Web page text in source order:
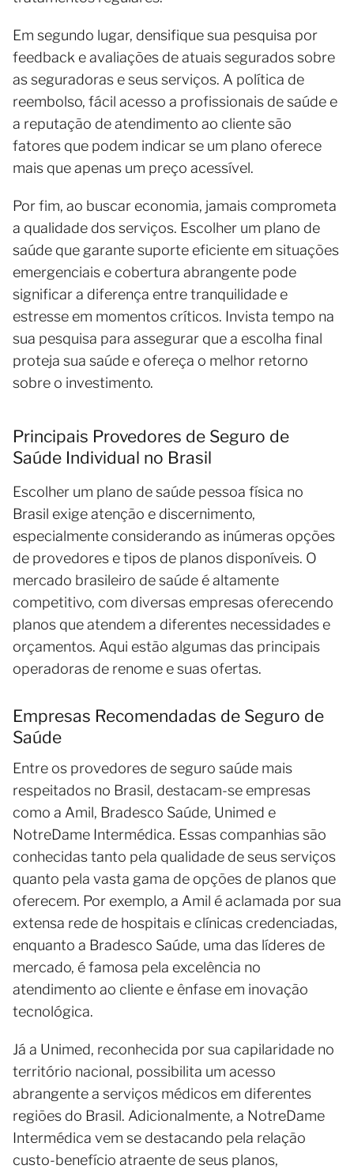
Em segundo lugar, densifique sua pesquisa por
feedback e avaliações de atuais segurados sobre
as seguradoras e seus serviços. A política de
reembolso, fácil acesso a profissionais de saúde e
a reputação de atendimento ao cliente são
fatores que podem indicar se um plano oferece
mais que apenas um preço acessível.
Por fim, ao buscar economia, jamais comprometa
a qualidade dos serviços. Escolher um plano de
saúde que garante suporte eficiente em situações
emergenciais e cobertura abrangente pode
significar a diferença entre tranquilidade e
estresse em momentos críticos. Invista tempo na
sua pesquisa para assegurar que a escolha final
proteja sua saúde e ofereça o melhor retorno
sobre o investimento.
Principais Provedores de Seguro de
Saúde Individual no Brasil
Escolher um plano de saúde pessoa física no
Brasil exige atenção e discernimento,
especialmente considerando as inúmeras opções
de provedores e tipos de planos disponíveis. O
mercado brasileiro de saúde é altamente
competitivo, com diversas empresas oferecendo
planos que atendem a diferentes necessidades e
orçamentos. Aqui estão algumas das principais
operadoras de renome e suas ofertas.
Empresas Recomendadas de Seguro de
Saúde
Entre os provedores de seguro saúde mais
respeitados no Brasil, destacam-se empresas
como a Amil, Bradesco Saúde, Unimed e
NotreDame Intermédica. Essas companhias são
conhecidas tanto pela qualidade de seus serviços
quanto pela vasta gama de opções de planos que
oferecem. Por exemplo, a Amil é aclamada por sua
extensa rede de hospitais e clínicas credenciadas,
enquanto a Bradesco Saúde, uma das líderes de
mercado, é famosa pela excelência no
atendimento ao cliente e ênfase em inovação
tecnológica.
Já a Unimed, reconhecida por sua capilaridade no
território nacional, possibilita um acesso
abrangente a serviços médicos em diferentes
regiões do Brasil. Adicionalmente, a NotreDame
Intermédica vem se destacando pela relação
custo-benefício atraente de seus planos,